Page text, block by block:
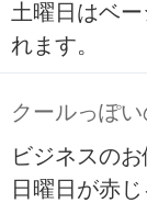
土曜日はベ
れます。
クールっぽい
ビジネスの
日曜日が赤